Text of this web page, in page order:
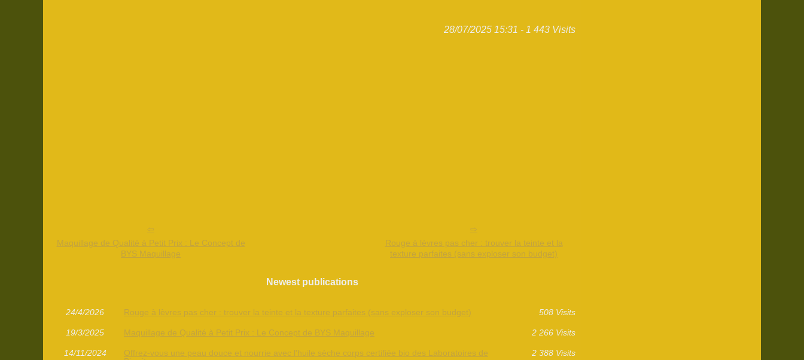
28/07/2025 15:31 - 1 443 Visits
Maquillage de Qualité à Petit Prix : Le Concept de
BYS Maquillage
Rouge à lèvres pas cher : trouver la teinte et la
texture parfaites (sans exploser son budget)
Newest publications
24/4/2026 Rouge à lèvres pas cher : trouver la teinte et la texture parfaites (sans exploser son budget) 508 Visits
19/3/2025 Maquillage de Qualité à Petit Prix : Le Concept de BYS Maquillage 2 266 Visits
14/11/2024
Offrez-vous une peau douce et nourrie avec l'huile sèche corps certifiée bio des Laboratoires de
2 388 Visits